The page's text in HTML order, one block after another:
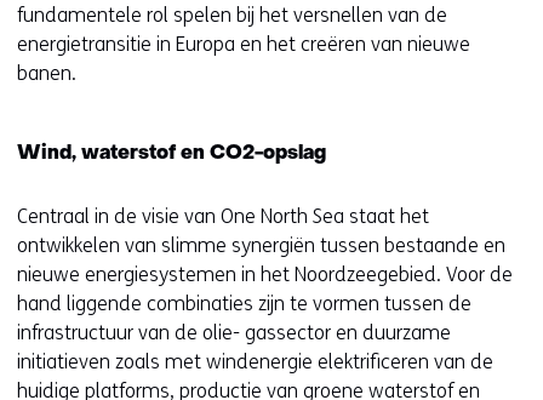
fundamentele rol spelen bij het versnellen van de
energietransitie in Europa en het creëren van nieuwe
banen.
Wind, waterstof en CO2-opslag
Centraal in de visie van One North Sea staat het
ontwikkelen van slimme synergiën tussen bestaande en
nieuwe energiesystemen in het Noordzeegebied. Voor de
hand liggende combinaties zijn te vormen tussen de
infrastructuur van de olie- gassector en duurzame
initiatieven zoals met windenergie elektrificeren van de
huidige platforms, productie van groene waterstof en